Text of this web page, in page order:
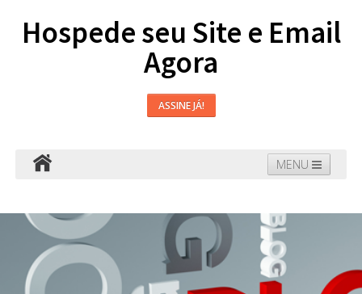
Hospede seu Site e Email
Agora
ASSINE JÁ!
MENU
Domínios Blog Suporte